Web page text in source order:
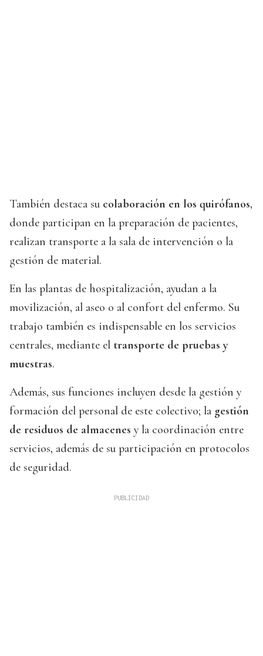
También destaca su colaboración en los quirófanos,
donde participan en la preparación de pacientes,
realizan transporte a la sala de intervención o la
gestión de material.
En las plantas de hospitalización, ayudan a la
movilización, al aseo o al confort del enfermo. Su
trabajo también es indispensable en los servicios
centrales, mediante el transporte de pruebas y
muestras.
Además, sus funciones incluyen desde la gestión y
formación del personal de este colectivo; la gestión
de residuos de almacenes y la coordinación entre
servicios, además de su participación en protocolos
de seguridad.